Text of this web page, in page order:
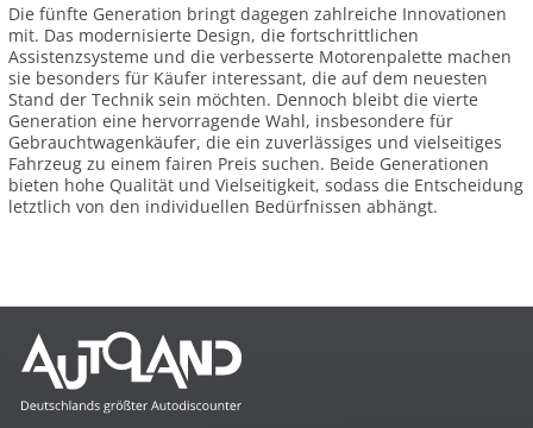
Die fünfte Generation bringt dagegen zahlreiche Innovationen
mit. Das modernisierte Design, die fortschrittlichen
Assistenzsysteme und die verbesserte Motorenpalette machen
sie besonders für Käufer interessant, die auf dem neuesten
Stand der Technik sein möchten. Dennoch bleibt die vierte
Generation eine hervorragende Wahl, insbesondere für
Gebrauchtwagenkäufer, die ein zuverlässiges und vielseitiges
Fahrzeug zu einem fairen Preis suchen. Beide Generationen
bieten hohe Qualität und Vielseitigkeit, sodass die Entscheidung
letztlich von den individuellen Bedürfnissen abhängt.